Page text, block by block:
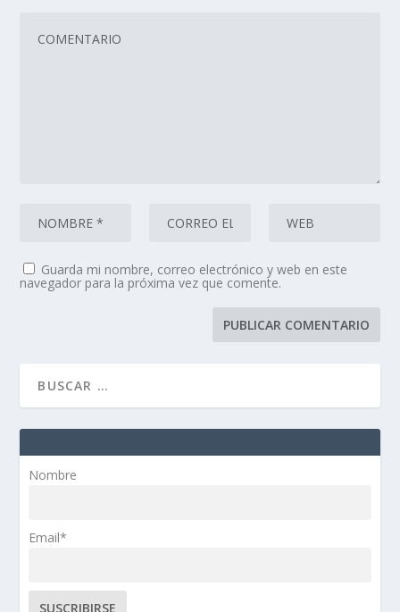
Guarda mi nombre, correo electrónico y web en este
navegador para la próxima vez que comente.
Nombre
Email*